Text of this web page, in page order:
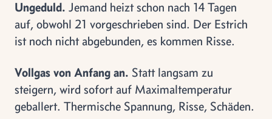
Ungeduld. Jemand heizt schon nach 14 Tagen
auf, obwohl 21 vorgeschrieben sind. Der Estrich
ist noch nicht abgebunden, es kommen Risse.
Vollgas von Anfang an. Statt langsam zu
steigern, wird sofort auf Maximaltemperatur
geballert. Thermische Spannung, Risse, Schäden.